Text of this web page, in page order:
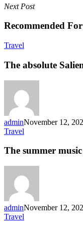
Next Post
Recommended
Travel
Salient
guide
The absolute
adminNovember 12,
Travel
music
lineup
The summer
adminNovember 12,
Travel